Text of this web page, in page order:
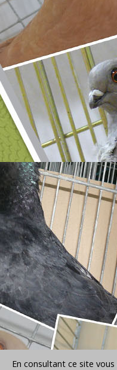
En consultant ce site